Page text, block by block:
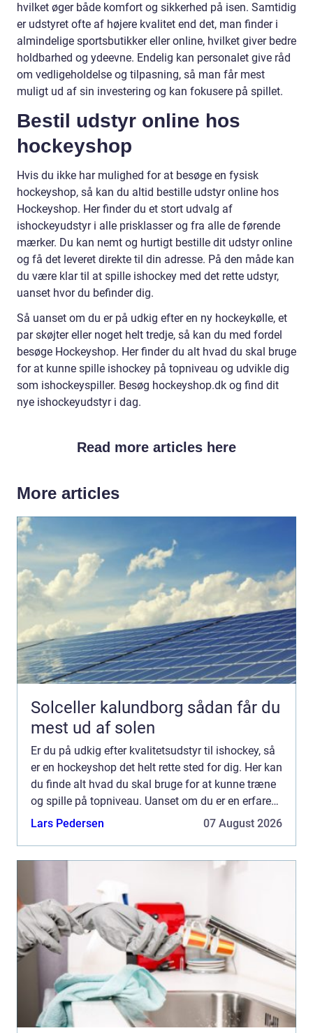
hvilket øger både komfort og sikkerhed på isen. Samtidig
er udstyret ofte af højere kvalitet end det, man finder i
almindelige sportsbutikker eller online, hvilket giver bedre
holdbarhed og ydeevne. Endelig kan personalet give råd
om vedligeholdelse og tilpasning, så man får mest
muligt ud af sin investering og kan fokusere på spillet.
Bestil udstyr online hos
hockeyshop
Hvis du ikke har mulighed for at besøge en fysisk
hockeyshop, så kan du altid bestille udstyr online hos
Hockeyshop. Her finder du et stort udvalg af
ishockeyudstyr i alle prisklasser og fra alle de førende
mærker. Du kan nemt og hurtigt bestille dit udstyr online
og få det leveret direkte til din adresse. På den måde kan
du være klar til at spille ishockey med det rette udstyr,
uanset hvor du befinder dig.
Så uanset om du er på udkig efter en ny hockeykølle, et
par skøjter eller noget helt tredje, så kan du med fordel
besøge Hockeyshop. Her finder du alt hvad du skal bruge
for at kunne spille ishockey på topniveau og udvikle dig
som ishockeyspiller. Besøg hockeyshop.dk og find dit
nye ishockeyudstyr i dag.
Read more articles here
More articles
Solceller kalundborg sådan får du
mest ud af solen
Er du på udkig efter kvalitetsudstyr til ishockey, så
er en hockeyshop det helt rette sted for dig. Her kan
du finde alt hvad du skal bruge for at kunne træne
og spille på topniveau. Uanset om du er en erfaren
spiller eller f&...
Lars Pedersen 07 August 2026